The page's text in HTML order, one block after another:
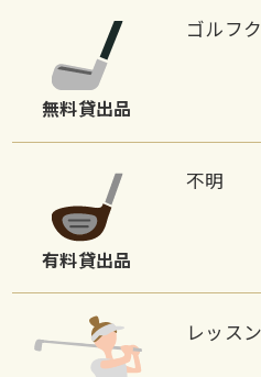
無料貸出品
ゴルフ
有料貸出品
不明
レッス